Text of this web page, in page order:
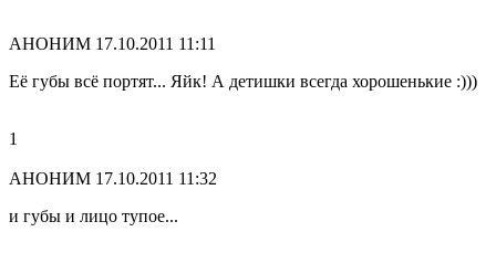
АНОНИМ 17.10.2011 11:11
Её губы всё портят... Яйк! А детишки всегда хорошенькие :)))
1
АНОНИМ 17.10.2011 11:32
и губы и лицо тупое...